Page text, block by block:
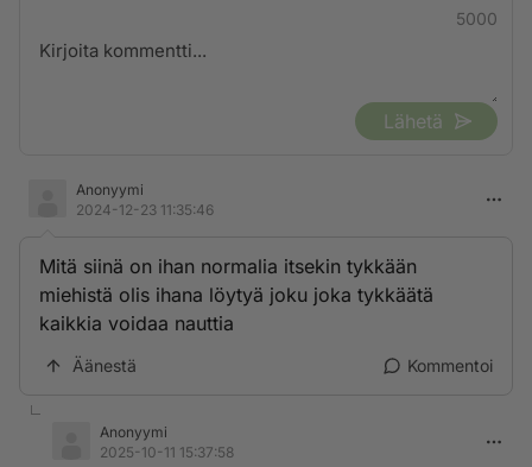
5000
Lähetä
Anonyymi
2024-12-23 11:35:46
Mitä siinä on ihan normalia itsekin tykkään
miehistä olis ihana löytyä joku joka tykkäätä
kaikkia voidaa nauttia
Äänestä Kommentoi
Anonyymi
2025-10-11 15:37:58